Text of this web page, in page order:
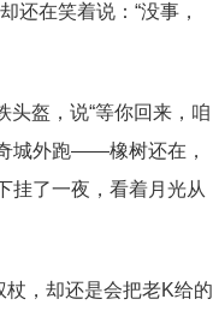
还在笑着说：“没事，
盔，说“等你回来，咱
城外跑——橡树还在，
挂了一夜，看着月光从
，却还是会把老K给的